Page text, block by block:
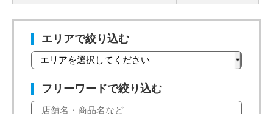
エリアで絞り込む
フリーワードで絞り込む